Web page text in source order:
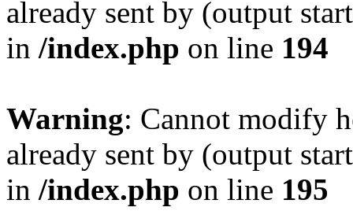
already sent by (output
in /index.php on line 194
Warning: Cannot modify
already sent by (output
in /index.php on line 195